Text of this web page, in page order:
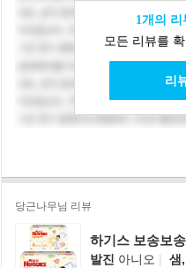
1개의 리
모든 리뷰를
리
당근나무님 리뷰
하기스 보송보
발진 아니오 | 샘